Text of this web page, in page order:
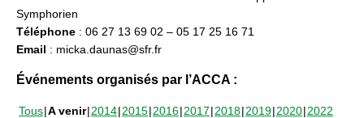
Symphorien
Téléphone : 06 27 13 69 02 – 05 17 25 16 71
Email : micka.daunas@sfr.fr
Événements organisés par l’ACCA :
Tous A venir 2014 2015 2016 2017 2018 2019 2020 2022